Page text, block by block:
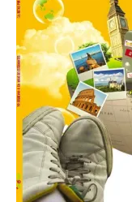
El Gobierno
lanza un
localizar y
eclipse
agosto con
7 Ago 2026
Se